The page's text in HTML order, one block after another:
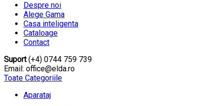
Despre noi
Alege Gama
Casa inteligenta
Cataloage
Contact
Suport(+4) 0744 759 739
Email: office@elda.ro
Toate Categoriile
Aparataj